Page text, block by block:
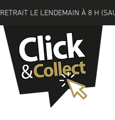
RETRAIT LE LENDEMAIN À 8 H